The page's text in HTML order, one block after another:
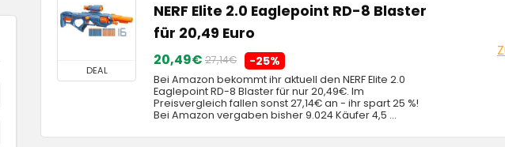
DEAL
NERF Elite 2.0 Eaglepoint RD-8 Blaster
für 20,49 Euro
20,49€ 27,14€ -25%
Bei Amazon bekommt ihr aktuell den NERF Elite 2.0
Eaglepoint RD-8 Blaster für nur 20,49€. Im
Preisvergleich fallen sonst 27,14€ an - ihr spart 25 %!
Bei Amazon vergaben bisher 9.024 Käufer 4,5 ...